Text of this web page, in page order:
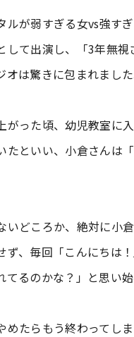
ルが弱すぎる女vs強す
て出演し、「3年無
は驚きに包まれました
がった頃、幼児教室に
たといい、小倉さんは
いどころか、絶対に小
ず、毎回「こんにちは
るのかな？」と思い始
めたらもう終わって